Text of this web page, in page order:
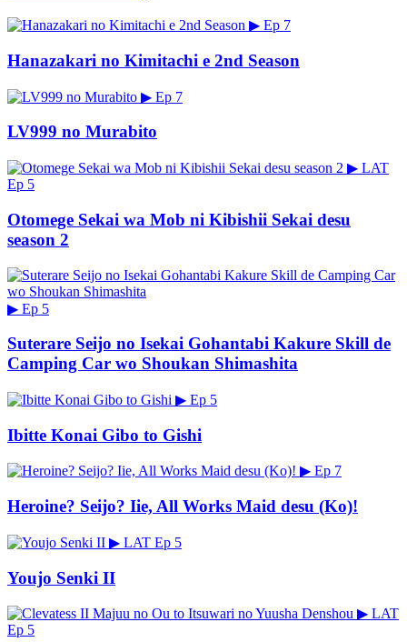
▶ Ep 7
Hanazakari no Kimitachi e 2nd Season
▶ Ep 7
LV999 no Murabito
▶ LAT
Ep 5
Otomege Sekai wa Mob ni Kibishii Sekai desu
season 2
▶ Ep 5
Suterare Seijo no Isekai Gohantabi Kakure Skill de
Camping Car wo Shoukan Shimashita
▶ Ep 5
Ibitte Konai Gibo to Gishi
▶ Ep 7
Heroine? Seijo? Iie, All Works Maid desu (Ko)!
▶ LAT Ep 5
Youjo Senki II
▶ LAT
Ep 5